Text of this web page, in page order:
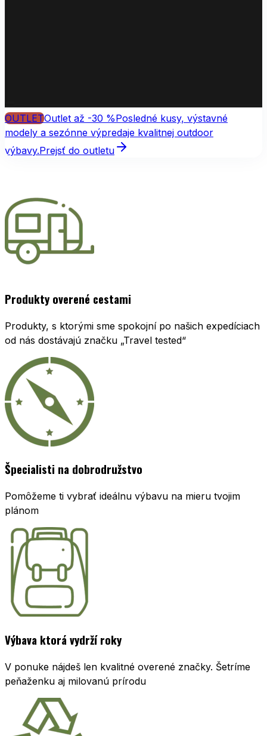
OUTLETOutlet až -30 %Posledné kusy, výstavné
modely a sezónne výpredaje kvalitnej outdoor
výbavy.Prejsť do outletu
Produkty overené cestami
Produkty, s ktorými sme spokojní po našich expedíciach
od nás dostávajú značku „Travel tested“
Špecialisti na dobrodružstvo
Pomôžeme ti vybrať ideálnu výbavu na mieru tvojim
plánom
Výbava ktorá vydrží roky
V ponuke nájdeš len kvalitné overené značky. Šetríme
peňaženku aj milovanú prírodu